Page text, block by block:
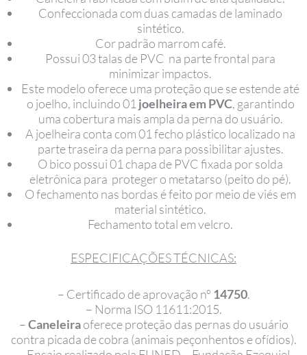
Confeccionada com duas camadas de laminado
sintético.
Cor padrão marrom café.
Possui 03 talas de PVC na parte frontal para
minimizar impactos.
Este modelo oferece uma proteção que se estende até
o joelho, incluindo 01 joelheira em PVC, garantindo
uma cobertura mais ampla da perna do usuário.
A joelheira conta com 01 fecho plástico localizado na
parte traseira da perna para possibilitar ajustes.
O bico possui 01 chapa de PVC fixada por solda
eletrônica para proteger o metatarso (peito do pé).
O fechamento nas bordas é feito por meio de viés em
material sintético.
Fechamento total em velcro.
ESPECIFICAÇÕES TÉCNICAS:
– Certificado de aprovação nº 14750.
– Norma ISO 11611:2015.
–Caneleiraoferece proteção das pernas do usuário
contra picada de cobra (animais peçonhentos e ofídios).